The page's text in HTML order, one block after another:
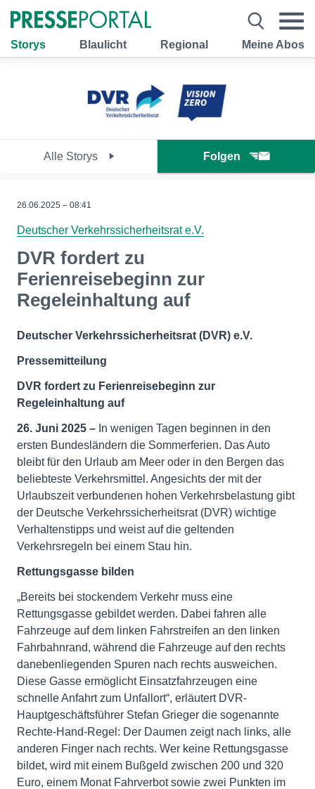
Storys Blaulicht Regional Meine Abos
Alle Storys Folgen
26.06.2025 – 08:41
Deutscher Verkehrssicherheitsrat e.V.
DVR fordert zu
Ferienreisebeginn zur
Regeleinhaltung auf
Deutscher Verkehrssicherheitsrat (DVR) e.V.
Pressemitteilung
DVR fordert zu Ferienreisebeginn zur
Regeleinhaltung auf
26. Juni 2025 – In wenigen Tagen beginnen in den
ersten Bundesländern die Sommerferien. Das Auto
bleibt für den Urlaub am Meer oder in den Bergen das
beliebteste Verkehrsmittel. Angesichts der mit der
Urlaubszeit verbundenen hohen Verkehrsbelastung gibt
der Deutsche Verkehrssicherheitsrat (DVR) wichtige
Verhaltenstipps und weist auf die geltenden
Verkehrsregeln bei einem Stau hin.
Rettungsgasse bilden
„Bereits bei stockendem Verkehr muss eine
Rettungsgasse gebildet werden. Dabei fahren alle
Fahrzeuge auf dem linken Fahrstreifen an den linken
Fahrbahnrand, während die Fahrzeuge auf den rechts
danebenliegenden Spuren nach rechts ausweichen.
Diese Gasse ermöglicht Einsatzfahrzeugen eine
schnelle Anfahrt zum Unfallort“, erläutert DVR-
Hauptgeschäftsführer Stefan Grieger die sogenannte
Rechte-Hand-Regel: Der Daumen zeigt nach links, alle
anderen Finger nach rechts. Wer keine Rettungsgasse
bildet, wird mit einem Bußgeld zwischen 200 und 320
Euro, einem Monat Fahrverbot sowie zwei Punkten im